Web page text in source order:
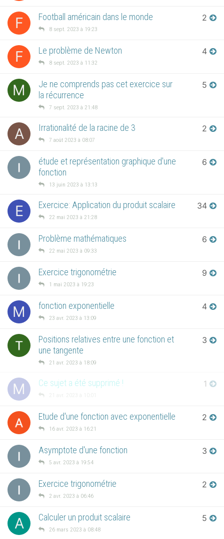
F Football américain dans le monde
8 sept. 2023 à 19:23
2
F Le problème de Newton
8 sept. 2023 à 11:32
4
M
Je ne comprends pas cet exercice sur
la récurrence
7 sept. 2023 à 21:48
5
A Irrationalité de la racine de 3
7 août 2023 à 08:07
2
étude et représentation graphique d'une
fonction
13 juin 2023 à 13:13
6
E Exercice: Application du produit scalaire
22 mai 2023 à 21:28
34
Problème mathématiques
22 mai 2023 à 09:33
6
Exercice trigonométrie
1 mai 2023 à 19:23
9
M fonction exponentielle
23 avr. 2023 à 13:09
4
Positions relatives entre une fonction et
une tangente
21 avr. 2023 à 18:09
3
M Ce sujet a été supprimé !
21 avr. 2023 à 10:01
1
Etude d'une fonction avec exponentielle
16 avr. 2023 à 16:21
2
Asymptote d'une fonction
5 avr. 2023 à 19:54
3
Exercice trigonométrie
2 avr. 2023 à 06:46
2
A Calculer un produit scalaire
26 mars 2023 à 08:48
5